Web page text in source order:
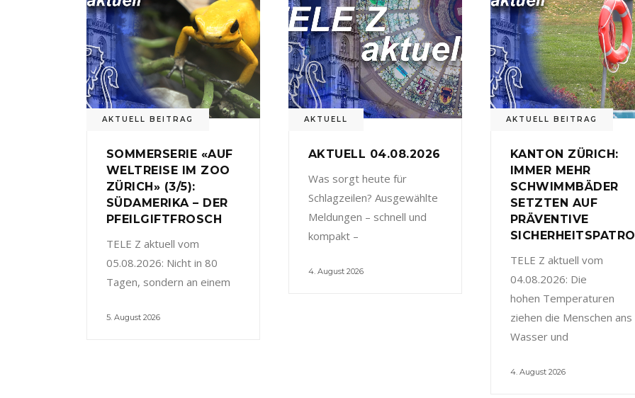
AKTUELL BEITRAG
SOMMERSERIE «AUF
WELTREISE IM ZOO
ZÜRICH» (3/5):
SÜDAMERIKA – DER
PFEILGIFTFROSCH
TELE Z aktuell vom
05.08.2026: Nicht in 80
Tagen, sondern an einem
5. August 2026
AKTUELL
AKTUELL 04.08.2026
Was sorgt heute für
Schlagzeilen? Ausgewählte
Meldungen – schnell und
kompakt –
4. August 2026
AKTUELL BEITRAG
KANTON ZÜRICH:
IMMER MEHR
SCHWIMMBÄDER
SETZTEN AUF
PRÄVENTIVE
TELE Z aktuell vom
04.08.2026: Die
hohen Temperaturen
ziehen die Menschen ans
Wasser und
4. August 2026